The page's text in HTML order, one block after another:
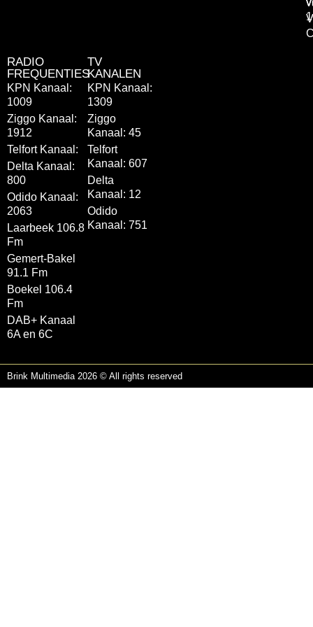
RADIO
FREQUENTIES
KPN Kanaal:
1009
Ziggo Kanaal:
1912
Telfort Kanaal:
Delta Kanaal:
800
Odido Kanaal:
2063
Laarbeek 106.8
Fm
Gemert-Bakel
91.1 Fm
Boekel 106.4
Fm
DAB+ Kanaal
6A en 6C
TV
KANALEN
KPN Kanaal:
1309
Ziggo
Kanaal: 45
Telfort
Kanaal: 607
Delta
Kanaal: 12
Odido
Kanaal: 751
Brink Multimedia 2026 © All rights reserved